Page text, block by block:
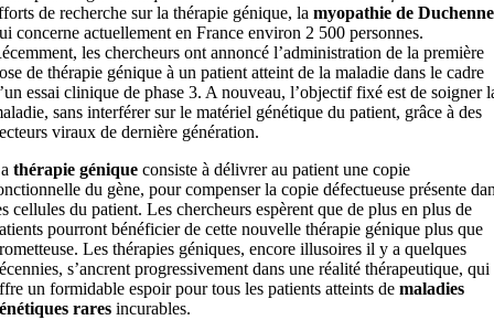
de recherche sur la thérapie génique, la myopathie de Duchenne
concerne actuellement en France environ 2 500 personnes.
les chercheurs ont annoncé l’administration de la première
de thérapie génique à un patient atteint de la maladie dans le cadre
essai clinique de phase 3. A nouveau, l’objectif fixé est de soigner
sans interférer sur le matériel génétique du patient, grâce à des
viraux de dernière génération.
thérapie géniqueconsiste à délivrer au patient une copie
du gène, pour compenser la copie défectueuse présente
cellules du patient. Les chercheurs espèrent que de plus en plus de
pourront bénéficier de cette nouvelle thérapie génique plus que
Les thérapies géniques, encore illusoires il y a quelques
s’ancrent progressivement dans une réalité thérapeutique, qui
un formidable espoir pour tous les patients atteints de maladies
raresincurables.